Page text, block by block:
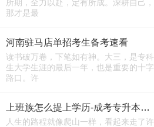
所期，全力以赴，定有所成。深耕自己，
那才是最
河南驻马店单招考生备考速看
读书破万卷，下笔如有神。大三，是专科
生大学生涯的最后一年，也是重要的十字
路口。许
上班族怎么提上学历-成考专升本报名时间
人生的路程就像爬山一样，看起来走了许